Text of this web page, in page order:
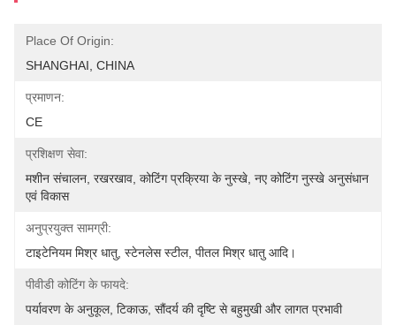
Place Of Origin:
SHANGHAI, CHINA
प्रमाणन:
CE
प्रशिक्षण सेवा:
मशीन संचालन, रखरखाव, कोटिंग प्रक्रिया के नुस्खे, नए कोटिंग नुस्खे अनुसंधान
एवं विकास
अनुप्रयुक्त सामग्री:
टाइटेनियम मिश्र धातु, स्टेनलेस स्टील, पीतल मिश्र धातु आदि।
पीवीडी कोटिंग के फायदे:
पर्यावरण के अनुकूल, टिकाऊ, सौंदर्य की दृष्टि से बहुमुखी और लागत प्रभावी